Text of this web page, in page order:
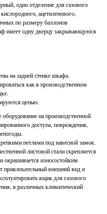
одно отделение для газового
ацетиленового,
по размеру баллонов
имеет одну дверцу закрывающуюся
на задней стенке шкафа.
как в производственном
цепью.
на производственной
доступа, повреждения,
петлями под навесной замок.
листовой стали скрепляется
окрашивается износостойким
привлекательный внешний вид и
ящик для газового
в различных климатический